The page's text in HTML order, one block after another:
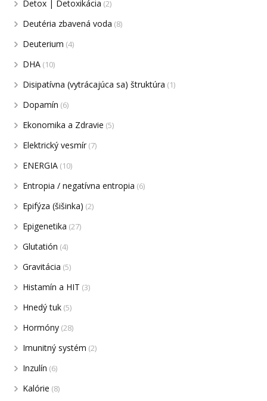
Detox | Detoxikácia (2)
Deutéria zbavená voda (8)
Deuterium (4)
DHA (10)
Disipatívna (vytrácajúca sa) štruktúra (1)
Dopamín (6)
Ekonomika a Zdravie (5)
Elektrický vesmír (7)
ENERGIA (10)
Entropia / negatívna entropia (6)
Epifýza (šišinka) (2)
Epigenetika (27)
Glutatión (4)
Gravitácia (5)
Histamín a HIT (3)
Hnedý tuk (5)
Hormóny (28)
Imunitný systém (2)
Inzulín (6)
Kalórie (8)